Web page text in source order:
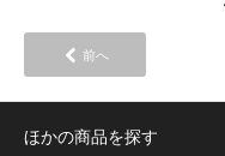
前へ
ほかの商品を探す